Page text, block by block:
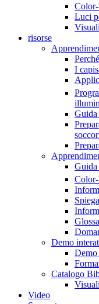
Luci
risorse
I
Guida
Guida
Demo
Demo
Catalogo
Video